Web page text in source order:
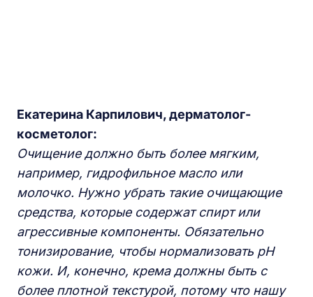
Екатерина Карпилович, дерматолог-
косметолог:
Очищение должно быть более мягким,
например, гидрофильное масло или
молочко. Нужно убрать такие очищающие
средства, которые содержат спирт или
агрессивные компоненты. Обязательно
тонизирование, чтобы нормализовать pH
кожи. И, конечно, крема должны быть с
более плотной текстурой, потому что нашу